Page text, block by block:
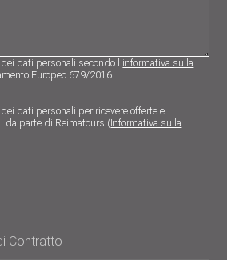
dati personali secondo l'informativa sulla
Europeo 679/2016.
dati personali per ricevere offerte e
da parte di Reimatours (Informativa sulla
Contratto